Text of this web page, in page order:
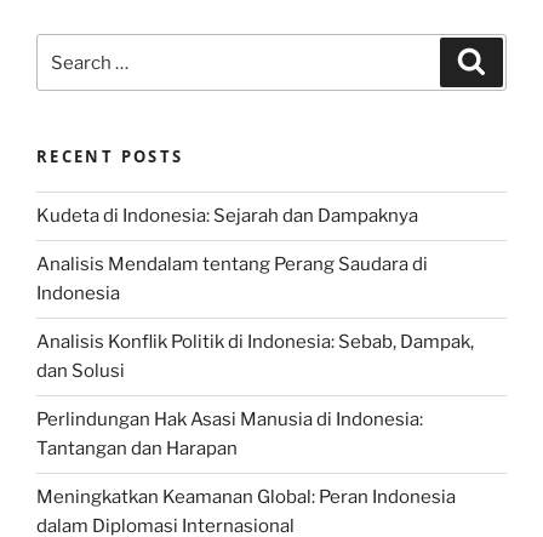
for:
RECENT POSTS
Kudeta di Indonesia: Sejarah dan Dampaknya
Analisis Mendalam tentang Perang Saudara di
Indonesia
Analisis Konflik Politik di Indonesia: Sebab, Dampak,
dan Solusi
Perlindungan Hak Asasi Manusia di Indonesia:
Tantangan dan Harapan
Meningkatkan Keamanan Global: Peran Indonesia
dalam Diplomasi Internasional